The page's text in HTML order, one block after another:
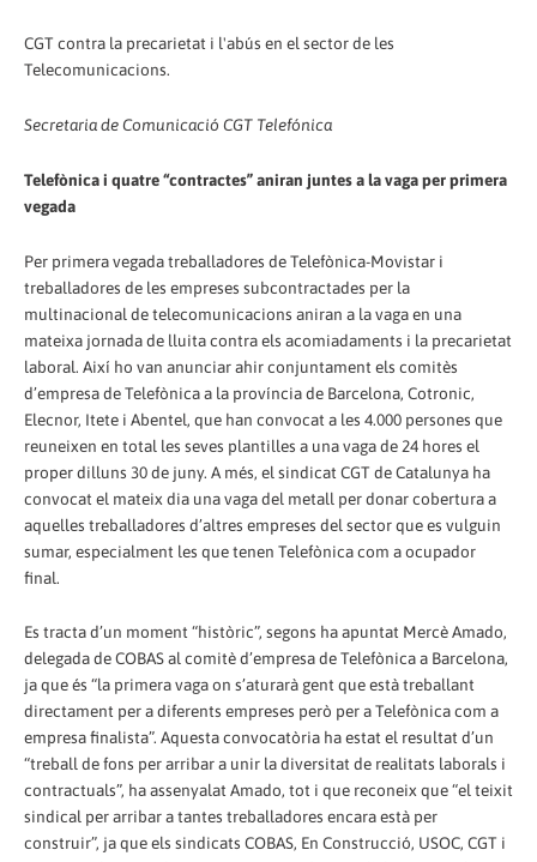
CGT contra la precarietat i l'abús en el sector de les
Telecomunicacions.
Secretaria de Comunicació CGT Telefónica
Telefònica i quatre “contractes” aniran juntes a la vaga per primera
vegada
Per primera vegada treballadores de Telefònica-Movistar i
treballadores de les empreses subcontractades per la
multinacional de telecomunicacions aniran a la vaga en una
mateixa jornada de lluita contra els acomiadaments i la precarietat
laboral. Així ho van anunciar ahir conjuntament els comitès
d’empresa de Telefònica a la província de Barcelona, Cotronic,
Elecnor, Itete i Abentel, que han convocat a les 4.000 persones que
reuneixen en total les seves plantilles a una vaga de 24 hores el
proper dilluns 30 de juny. A més, el sindicat CGT de Catalunya ha
convocat el mateix dia una vaga del metall per donar cobertura a
aquelles treballadores d’altres empreses del sector que es vulguin
sumar, especialment les que tenen Telefònica com a ocupador
final.
Es tracta d’un moment “històric”, segons ha apuntat Mercè Amado,
delegada de COBAS al comitè d’empresa de Telefònica a Barcelona,
ja que és “la primera vaga on s’aturarà gent que està treballant
directament per a diferents empreses però per a Telefònica com a
empresa finalista”. Aquesta convocatòria ha estat el resultat d’un
“treball de fons per arribar a unir la diversitat de realitats laborals i
contractuals”, ha assenyalat Amado, tot i que reconeix que “el teixit
sindical per arribar a tantes treballadores encara està per
construir”, ja que els sindicats COBAS, En Construcció, USOC, CGT i